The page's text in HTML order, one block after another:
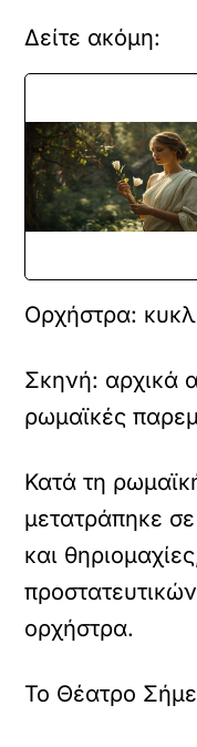
Δείτε ακόμη:
Ορχήστρα:
Σκηνή: αρχικά
ρωμαϊκές
Κατά τη
μετατράπηκε
και
ορχήστρα.
Το Θέατρο